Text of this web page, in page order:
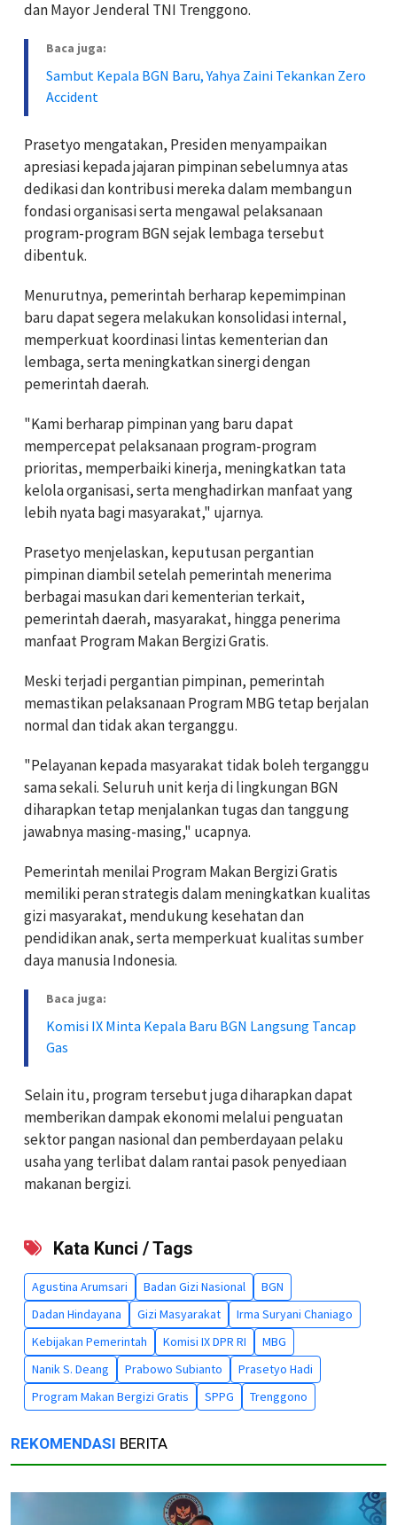
dan Mayor Jenderal TNI Trenggono.
Baca juga:
Sambut Kepala BGN Baru, Yahya Zaini Tekankan Zero
Accident
Prasetyo mengatakan, Presiden menyampaikan
apresiasi kepada jajaran pimpinan sebelumnya atas
dedikasi dan kontribusi mereka dalam membangun
fondasi organisasi serta mengawal pelaksanaan
program-program BGN sejak lembaga tersebut
dibentuk.
Menurutnya, pemerintah berharap kepemimpinan
baru dapat segera melakukan konsolidasi internal,
memperkuat koordinasi lintas kementerian dan
lembaga, serta meningkatkan sinergi dengan
pemerintah daerah.
"Kami berharap pimpinan yang baru dapat
mempercepat pelaksanaan program-program
prioritas, memperbaiki kinerja, meningkatkan tata
kelola organisasi, serta menghadirkan manfaat yang
lebih nyata bagi masyarakat," ujarnya.
Prasetyo menjelaskan, keputusan pergantian
pimpinan diambil setelah pemerintah menerima
berbagai masukan dari kementerian terkait,
pemerintah daerah, masyarakat, hingga penerima
manfaat Program Makan Bergizi Gratis.
Meski terjadi pergantian pimpinan, pemerintah
memastikan pelaksanaan Program MBG tetap berjalan
normal dan tidak akan terganggu.
"Pelayanan kepada masyarakat tidak boleh terganggu
sama sekali. Seluruh unit kerja di lingkungan BGN
diharapkan tetap menjalankan tugas dan tanggung
jawabnya masing-masing," ucapnya.
Pemerintah menilai Program Makan Bergizi Gratis
memiliki peran strategis dalam meningkatkan kualitas
gizi masyarakat, mendukung kesehatan dan
pendidikan anak, serta memperkuat kualitas sumber
daya manusia Indonesia.
Baca juga:
Komisi IX Minta Kepala Baru BGN Langsung Tancap
Gas
Selain itu, program tersebut juga diharapkan dapat
memberikan dampak ekonomi melalui penguatan
sektor pangan nasional dan pemberdayaan pelaku
usaha yang terlibat dalam rantai pasok penyediaan
makanan bergizi.
Kata Kunci / Tags
Agustina Arumsari Badan Gizi Nasional
BGN
Dadan Hindayana
Gizi Masyarakat
Irma Suryani Chaniago
Kebijakan Pemerintah
Komisi IX DPR RI
MBG
Nanik S. Deang
Prabowo Subianto
Prasetyo Hadi
Program Makan Bergizi Gratis
SPPG Trenggono
REKOMENDASI BERITA